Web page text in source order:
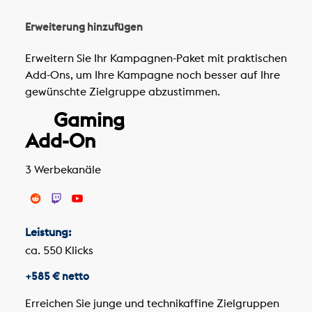
Erweiterung hinzufügen
Erweitern Sie Ihr Kampagnen-Paket mit praktischen
Add-Ons, um Ihre Kampagne noch besser auf Ihre
gewünschte Zielgruppe abzustimmen.
Gaming
Add-On
3 Werbekanäle
Leistung:
ca. 550 Klicks
+585 € netto
Erreichen Sie junge und technikaffine Zielgruppen